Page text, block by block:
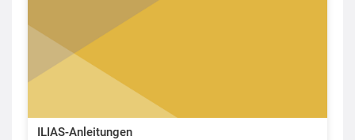
ILIAS-Anleitungen